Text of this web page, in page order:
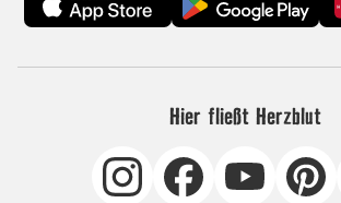
Hier fließt Herzblut